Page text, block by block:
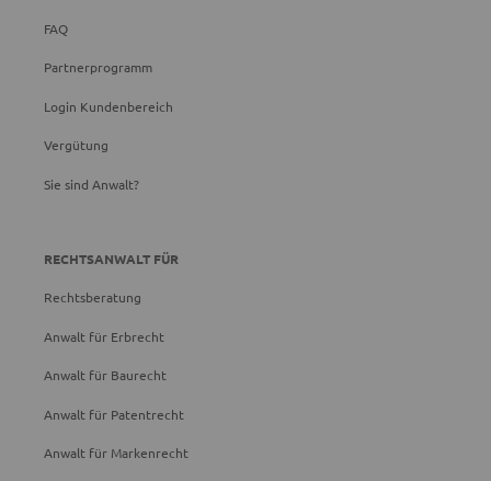
FAQ
Partnerprogramm
Login Kundenbereich
Vergütung
Sie sind Anwalt?
RECHTSANWALT FÜR
Rechtsberatung
Anwalt für Erbrecht
Anwalt für Baurecht
Anwalt für Patentrecht
Anwalt für Markenrecht